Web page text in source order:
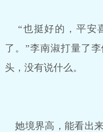
“也挺好的，平安
了。”李南淑打量了
头，没有说什么。
她境界高，能看出